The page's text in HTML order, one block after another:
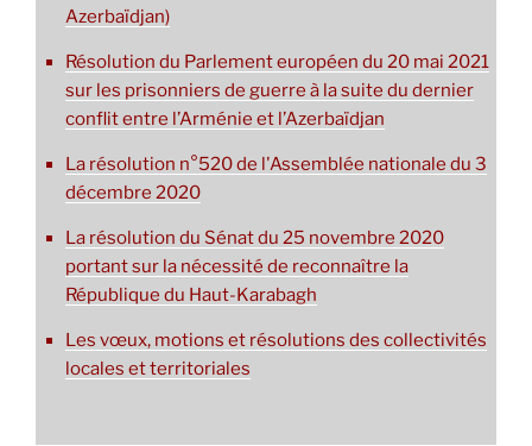
Azerbaïdjan)
Résolution du Parlement européen du 20 mai 2021
sur les prisonniers de guerre à la suite du dernier
conflit entre l’Arménie et l’Azerbaïdjan
La résolution n°520 de l'Assemblée nationale du 3
décembre 2020
La résolution du Sénat du 25 novembre 2020
portant sur la nécessité de reconnaître la
République du Haut-Karabagh
Les vœux, motions et résolutions des collectivités
locales et territoriales